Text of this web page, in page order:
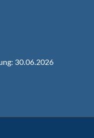
30.06.2026